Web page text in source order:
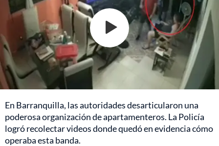
En Barranquilla, las autoridades desarticularon una
poderosa organización de apartamenteros. La Policía
logró recolectar videos donde quedó en evidencia cómo
operaba esta banda.